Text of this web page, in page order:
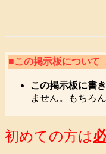
■この掲示板について
この掲示板に書
ません。もちろ
初めての方は